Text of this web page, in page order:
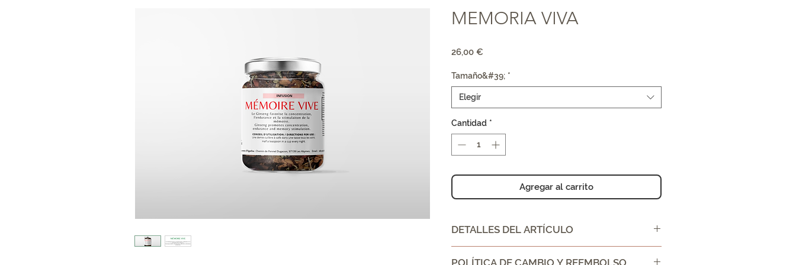
MEMORIA VIVA
26,00 €
Tamaño&#39; *
Elegir
Cantidad *
Agregar al carrito
DETALLES DEL ARTÍCULO
POLÍTICA DE CAMBIO Y REEMBOLSO